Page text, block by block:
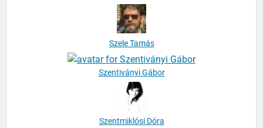
Szele Tamás
Szentiványi Gábor
Szentmiklósi Dóra